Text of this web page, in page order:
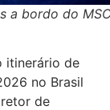
a bordo do
itinerário de
no Brasil
de